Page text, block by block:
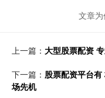
文章
上一篇： 大型股票配资
下一篇： 股票配资平台
场先机